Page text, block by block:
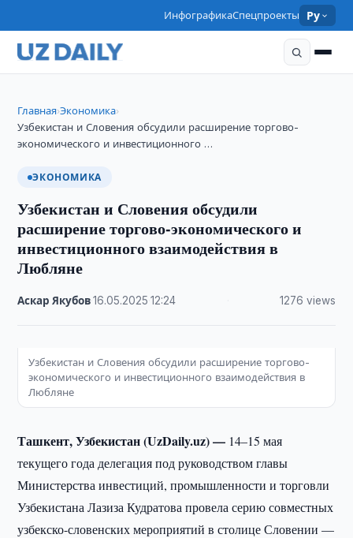
ИнфографикаСпецпроекты Ру
Главная›Экономика›
Узбекистан и Словения обсудили расширение торгово-
экономического и инвестиционного …
ЭКОНОМИКА
Узбекистан и Словения обсудили
расширение торгово-экономического и
инвестиционного взаимодействия в
Любляне
Аскар Якубов·16.05.2025 ·12:24 1276 views
Узбекистан и Словения обсудили расширение торгово-
экономического и инвестиционного взаимодействия в
Любляне
Ташкент, Узбекистан (UzDaily.uz) — 14–15 мая
текущего года делегация под руководством главы
Министерства инвестиций, промышленности и торговли
Узбекистана Лазиза Кудратова провела серию совместных
узбекско-словенских мероприятий в столице Словении —